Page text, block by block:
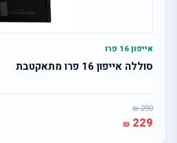
אייפון 16 פרו
סוללה אייפון 16 פרו מתאקטבת
290
229